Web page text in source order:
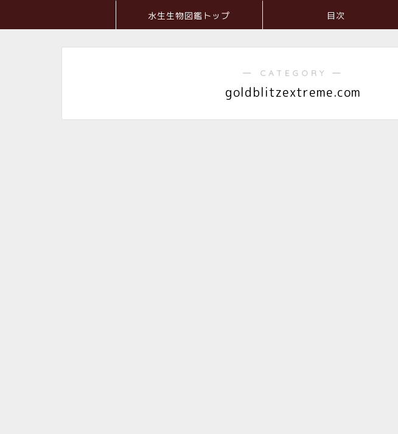
水生生物図鑑トップ 目次
― CATEGORY ―
goldblitzextreme.com